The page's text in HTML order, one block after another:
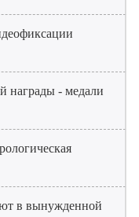
награды - медали
в вынужденной